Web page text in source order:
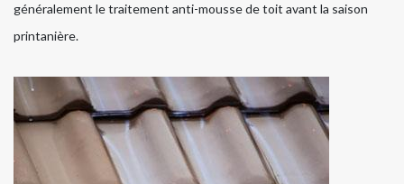
généralement le traitement anti-mousse de toit avant la saison
printanière.